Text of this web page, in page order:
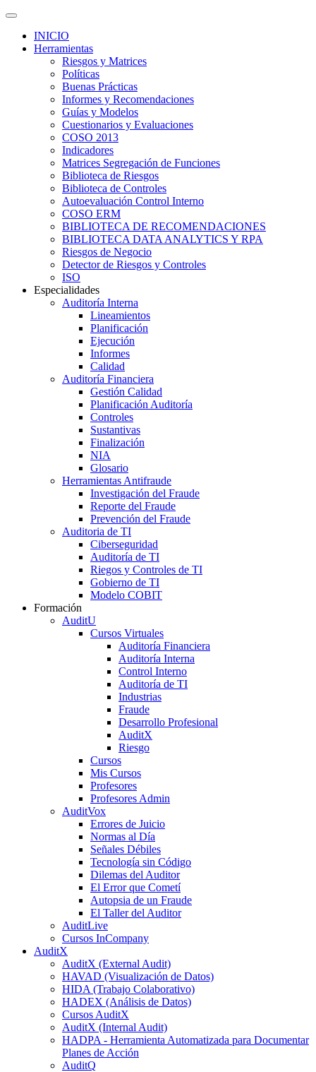
INICIO
Herramientas
Riesgos y Matrices
Políticas
Buenas Prácticas
Informes y Recomendaciones
Guías y Modelos
Cuestionarios y Evaluaciones
COSO 2013
Indicadores
Matrices Segregación de Funciones
Biblioteca de Riesgos
Biblioteca de Controles
Autoevaluación Control Interno
COSO ERM
BIBLIOTECA DE RECOMENDACIONES
BIBLIOTECA DATA ANALYTICS Y RPA
Riesgos de Negocio
Detector de Riesgos y Controles
ISO
Especialidades
Auditoría Interna
Lineamientos
Planificación
Ejecución
Informes
Calidad
Auditoría Financiera
Gestión Calidad
Planificación Auditoría
Controles
Sustantivas
Finalización
NIA
Glosario
Herramientas Antifraude
Investigación del Fraude
Reporte del Fraude
Prevención del Fraude
Auditoria de TI
Ciberseguridad
Auditoría de TI
Riegos y Controles de TI
Gobierno de TI
Modelo COBIT
Formación
AuditU
Cursos Virtuales
Auditoría Financiera
Auditoría Interna
Control Interno
Auditoría de TI
Industrias
Fraude
Desarrollo Profesional
AuditX
Riesgo
Cursos
Mis Cursos
Profesores
Profesores Admin
AuditVox
Errores de Juicio
Normas al Día
Señales Débiles
Tecnología sin Código
Dilemas del Auditor
El Error que Cometí
Autopsia de un Fraude
El Taller del Auditor
AuditLive
Cursos InCompany
AuditX
AuditX (External Audit)
HAVAD (Visualización de Datos)
HIDA (Trabajo Colaborativo)
HADEX (Análisis de Datos)
Cursos AuditX
AuditX (Internal Audit)
HADPA - Herramienta Automatizada para Documentar
Planes de Acción
AuditQ